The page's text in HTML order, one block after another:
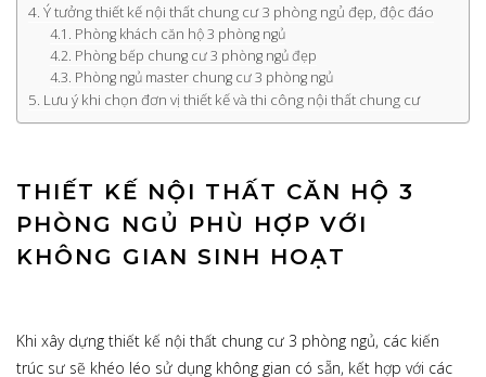
Ý tưởng thiết kế nội thất chung cư 3 phòng ngủ đẹp, độc đáo
Phòng khách căn hộ 3 phòng ngủ
Phòng bếp chung cư 3 phòng ngủ đẹp
Phòng ngủ master chung cư 3 phòng ngủ
Lưu ý khi chọn đơn vị thiết kế và thi công nội thất chung cư
THIẾT KẾ NỘI THẤT CĂN HỘ 3
PHÒNG NGỦ PHÙ HỢP VỚI
KHÔNG GIAN SINH HOẠT
Khi xây dựng thiết kế nội thất chung cư 3 phòng ngủ, các kiến
trúc sư sẽ khéo léo sử dụng không gian có sẵn, kết hợp với các